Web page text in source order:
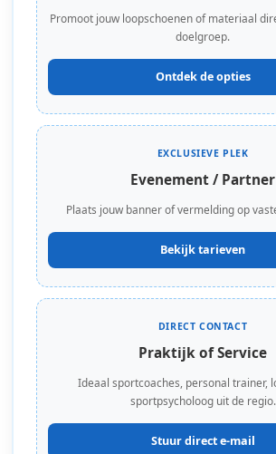
Promoot jouw loopschoenen of materiaal
doelgroep.
Ontdek de opties
EXCLUSIEVE PLEK
Evenement / Partner
Plaats jouw banner of vermelding op
Bekijk tarieven
DIRECT CONTACT
Praktijk of Service
Ideaal sportcoaches, personal trainer,
sportpsycholoog uit de regio.
Stuur direct e-mail